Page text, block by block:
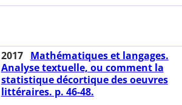
2017
Mathématiques et langages.
Analyse textuelle, ou comment la
statistique décortique des oeuvres
littéraires. p. 46-48.